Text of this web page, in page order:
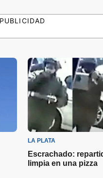
PUBLICIDAD
LA PLATA
Escrachado:
limpia en una pizza